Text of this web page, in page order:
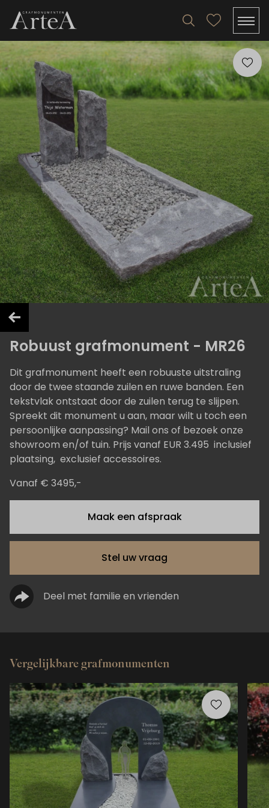
Robuust grafmonument - MR26
Dit grafmonument heeft een robuuste uitstraling
door de twee staande zuilen en ruwe banden. Een
tekstvlak ontstaat door de zuilen terug te slijpen.
Spreekt dit monument u aan, maar wilt u toch een
persoonlijke aanpassing? Mail ons of bezoek onze
showroom en/of tuin. Prijs vanaf EUR 3.495 inclusief
plaatsing, exclusief accessoires.
Vanaf € 3495,-
Maak een afspraak
Stel uw vraag
Deel met familie en vrienden
Vergelijkbare grafmonumenten